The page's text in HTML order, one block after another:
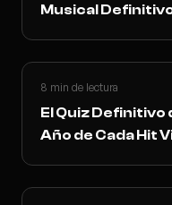
Musical
8 min de lectura
El Quiz Definitivo
Año de Cada Hit